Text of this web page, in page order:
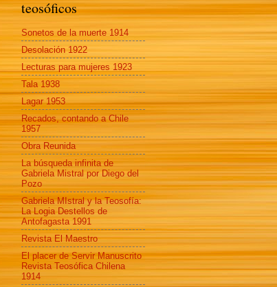
teosóficos
Sonetos de la muerte 1914
Desolación 1922
Lecturas para mujeres 1923
Tala 1938
Lagar 1953
Recados, contando a Chile
1957
Obra Reunida
La búsqueda infinita de
Gabriela Mistral por Diego del
Pozo
Gabriela MIstral y la Teosofía:
La Logia Destellos de
Antofagasta 1991
Revista El Maestro
El placer de Servir Manuscrito
Revista Teosófica Chilena
1914